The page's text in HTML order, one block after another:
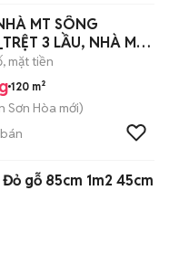
MT SÔNG
3 LẦU, NHÀ MỚI
mặt tiền
120 m²
Sơn Hòa mới)
gỗ 85cm 1m2 45cm